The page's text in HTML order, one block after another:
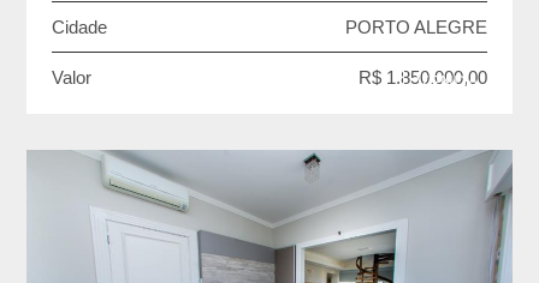
Cidade PORTO ALEGRE
Valor R$ 1.850.000,00
VENDA